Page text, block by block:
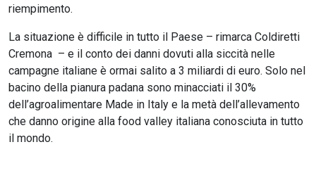
riempimento.
La situazione è difficile in tutto il Paese – rimarca Coldiretti
Cremona – e il conto dei danni dovuti alla siccità nelle
campagne italiane è ormai salito a 3 miliardi di euro. Solo nel
bacino della pianura padana sono minacciati il 30%
dell’agroalimentare Made in Italy e la metà dell’allevamento
che danno origine alla food valley italiana conosciuta in tutto
il mondo.